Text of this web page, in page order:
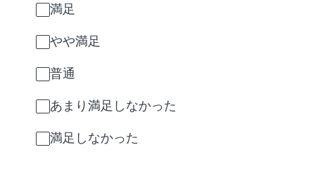
満足
やや満足
普通
あまり満足しなかった
満足しなかった